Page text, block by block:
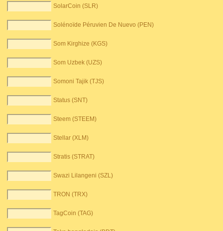
SolarCoin (SLR)
Solénoïde Péruvien De Nuevo (PEN)
Som Kirghize (KGS)
Som Uzbek (UZS)
Somoni Tajik (TJS)
Status (SNT)
Steem (STEEM)
Stellar (XLM)
Stratis (STRAT)
Swazi Lilangeni (SZL)
TRON (TRX)
TagCoin (TAG)